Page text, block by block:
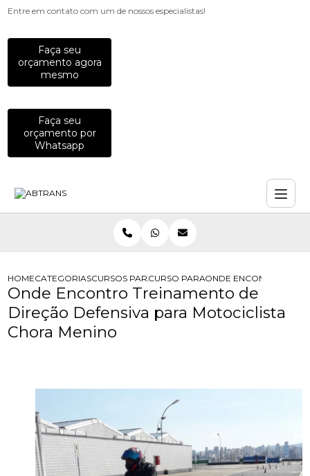
Entre em contato com um de nossos especialistas!
Faça seu
orçamento agora
mesmo
Faça seu
orçamento por
Whatsapp
HOMECATEGORIASCURSOS PARA MOTOCICLISTAS
CURSO PARA MOTOCICLISTAS
ONDE ENCONTRO
Onde Encontro Treinamento de
Direção Defensiva para Motociclista
Chora Menino